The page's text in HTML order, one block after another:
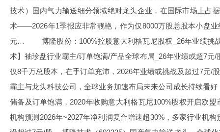
技术）国内气力输送细分领域绝对龙头企业，在国际市场上占
术——2026年1季报应非常靓艳，作为仅8000万股总股本小盘业
元… 博隆股份：100%控股意大利格瓦尼股权_26年业绩挑
术】袖珍盘行业霸主/订单饱满/产品全球布局_26年业绩或超
仅8千万总股本，在手订单充沛，2026年业绩或挑战及超过7
霸主与龙头科技公司，全球业务加速布局未来公司成长持续看
储备及订单饱满，2020年收购意大利格瓦尼100%股权开启欧
机构预测2026年~2027年净利润复合增速超30%，多家行业机